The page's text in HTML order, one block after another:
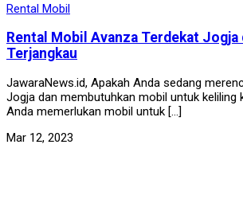
Rental Mobil
Rental Mobil Avanza Terdekat Jogja
Terjangkau
JawaraNews.id, Apakah Anda sedang
Jogja dan membutuhkan mobil untuk keliling
Anda memerlukan mobil untuk […]
Mar 12, 2023